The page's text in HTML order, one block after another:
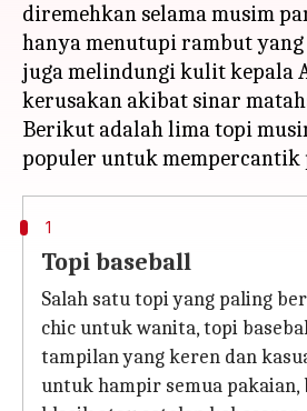
diremehkan selama musim
hanya menutupi rambut
juga melindungi kulit kepala
kerusakan akibat sinar
Berikut adalah lima topi
1
Topi baseball
Salah satu topi yang paling
chic untuk wanita, topi
tampilan yang keren dan
untuk hampir semua pakaian,